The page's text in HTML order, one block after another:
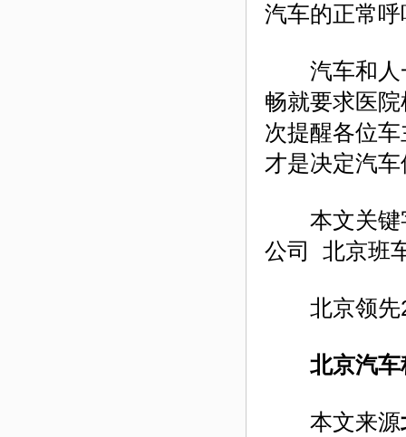
汽车的正常呼
汽车和人一
畅就要求医
次提醒各位
才是决定汽
本文关键
公司 北京班
北京领先
北京汽
本文来源